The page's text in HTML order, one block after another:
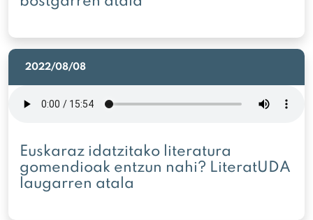
2022/08/08
Euskaraz idatzitako literatura
gomendioak entzun nahi? LiteratUDA
laugarren atala